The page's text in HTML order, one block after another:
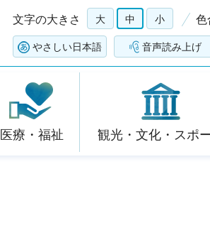
文字の大きさ 大 中 小 色
やさしい日本語 音声読み上げ
医療・福祉 観光・文化・スポ